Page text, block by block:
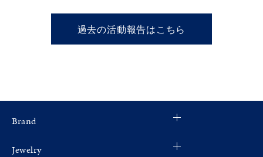
過去の活動報告はこちら
Brand
Jewelry